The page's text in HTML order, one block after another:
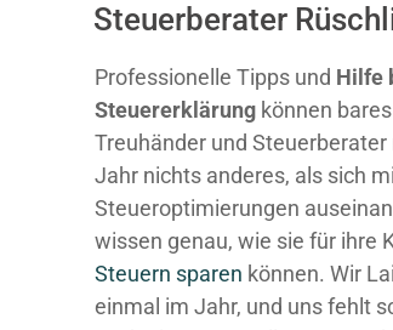
Steuerberater
Professionelle Tipps und Hilfe
Steuererklärung können
Treuhänder und
Jahr nichts anderes, als sich
Steueroptimierungen
wissen genau, wie sie für ihre
Steuern sparen können. Wir
einmal im Jahr, und uns fehlt